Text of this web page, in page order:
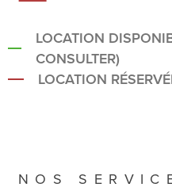
LOCATION
CONSULTER)
LOCATION
NOS